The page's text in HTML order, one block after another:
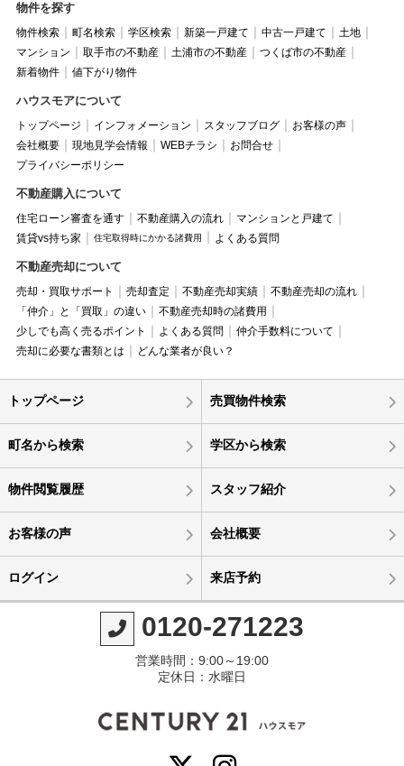
物件を探す
物件検索 町名検索 学区検索 新築一戸建て 中古一戸建て
土地
マンション
取手市の不動産 土浦市の不動産
つくば市の不動産
新着物件
値下がり物件
ハウスモアについて
トップページ インフォメーション スタッフブログ
お客様の声
会社概要
現地見学会情報 WEBチラシ
お問合せ
プライバシーポリシー
不動産購入について
住宅ローン審査を通す 不動産購入の流れ
マンションと戸建て
賃貸vs持ち家
住宅取得時にかかる諸費用 よくある質問
不動産売却について
売却・買取サポート 売却査定 不動産売却実績
不動産売却の流れ
「仲介」と「買取」の違い
不動産売却時の諸費用
少しでも高く売るポイント
よくある質問
仲介手数料について
売却に必要な書類とは
どんな業者が良い？
トップページ 売買物件検索
町名から検索 学区から検索
物件閲覧履歴 スタッフ紹介
お客様の声 会社概要
ログイン 来店予約
0120-271223
営業時間：9:00～19:00
定休日：水曜日